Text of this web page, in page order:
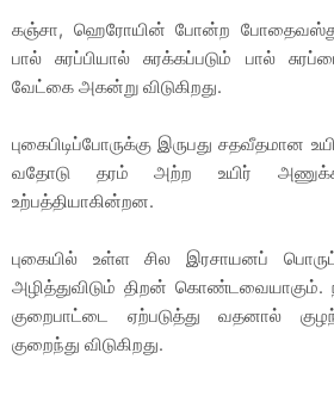
கஞ்சா, ஹெரோயின் போன்ற
பால் சுரப்பியால் சுரக்கப்படும் பால்
வேட்கை அகன்று விடுகிறது.
புகைபிடிப்போருக்கு இருபது சதவீதமான
வதோடு தரம் அற்ற உயிர்
உற்பத்தியாகின்றன.
புகையில் உள்ள சில இரசாயனப்
அழித்துவிடும் திறன்
குறைபாட்டை ஏற்படுத்து வதனால்
குறைந்து விடுகிறது.